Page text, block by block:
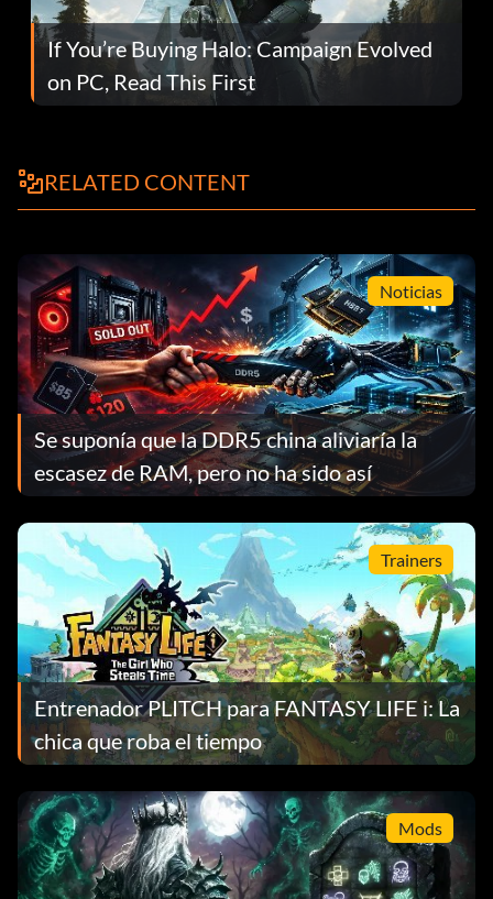
If You’re Buying Halo: Campaign Evolved
on PC, Read This First
RELATED CONTENT
Noticias
Se suponía que la DDR5 china aliviaría la
escasez de RAM, pero no ha sido así
Trainers
Entrenador PLITCH para FANTASY LIFE i: La
chica que roba el tiempo
Mods